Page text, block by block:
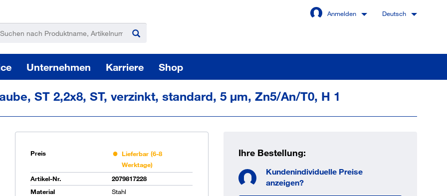
Anmelden
Angemeldet bleiben
Deutsch
Unternehmen Karriere Shop
ST 2,2x8, ST, verzinkt, standard, 5 µm, Zn5/An/T0, H 1
Preis
Lieferbar (6-8
Werktage)
Artikel-Nr.
2079817228
Material
Stahl
Ihre Bestellung:
Kundenindividuelle Preise
anzeigen?